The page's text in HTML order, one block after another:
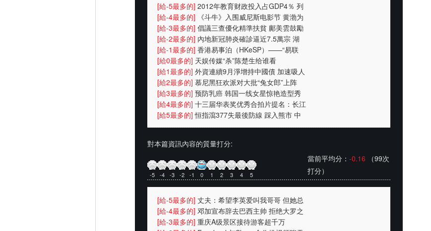
[給-5最多的] 2012年教育财政投入占GDP4％ 列
财政支出首位
[給-4最多的]
《斗牛》入围威尼斯电影节 黄渤为
戏受伤一
[給-3最多的] 倡議三查優化精準扶貧 鄺美雲鼓勵
中港學生
[給-2最多的] 內地新冠肺炎確診逼近7.5萬宗 湖
北逾2000人
[給-1最多的] 香港易事泊（HKeSP）——“易联
（eLink）”项目
[給0最多的] 天娱传媒“杀”陈楚生给谁看
[給1最多的] 外資連續9月淨增持中國債 加速吸人
幣資產
[給2最多的] 慕尼黑狂欢派对大批“兔女郎”上阵
(图)
[給3最多的] 预防乳癌 韩国一线女星惊艳造型秀
(图)
[給4最多的] 十三届华表奖优秀合拍片提名：长江
七号
[給5最多的]恒指瀉377失最後防線 踩入熊市 中
央放水無
對本篇資訊內容的質量打分:
-5 -4 -3 -2 -1 0 1 2 3 4 5
當前平均分： -0.16 （99次
打分）
[給-5最多的] 丈夫：希望李英爱叫我哥哥 但她总
叫我总裁先
[給-4最多的] 邓加宣布辞去巴西主帅 拒绝大罗之
人含恨离
[給-3最多的] 重庆A级景区接待游客超千万